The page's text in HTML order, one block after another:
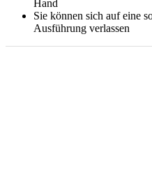
Hand
Sie können sich auf eine
Ausführung verlassen